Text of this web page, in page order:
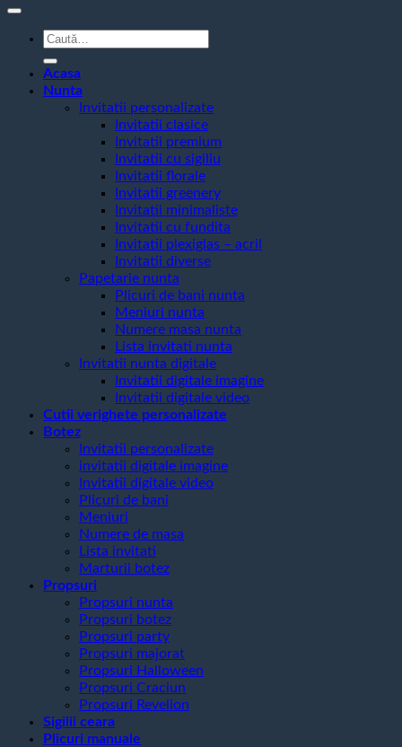
Caută
după:
Acasa
Nunta
Invitatii personalizate
Invitatii clasice
Invitatii premium
Invitatii cu sigiliu
Invitatii florale
Invitatii greenery
Invitatii minimaliste
Invitatii cu fundita
Invitatii plexiglas – acril
Invitatii diverse
Papetarie nunta
Plicuri de bani nunta
Meniuri nunta
Numere masa nunta
Lista invitati nunta
Invitatii nunta digitale
Invitatii digitale imagine
Invitatii digitale video
Cutii verighete personalizate
Botez
Invitatii personalizate
invitatii digitale imagine
Invitatii digitale video
Plicuri de bani
Meniuri
Numere de masa
Lista invitati
Marturii botez
Propsuri
Propsuri nunta
Propsuri botez
Propsuri party
Propsuri majorat
Propsuri Halloween
Propsuri Craciun
Propsuri Revelion
Sigilii ceara
Plicuri manuale